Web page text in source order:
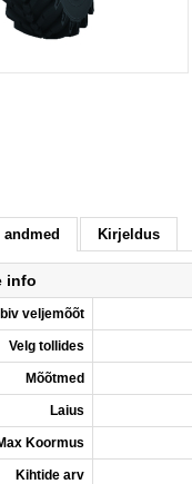
Kirjeldus
info
veljemõõt
Velg tollides
Mõõtmed
Laius
Koormus
Kihtide arv